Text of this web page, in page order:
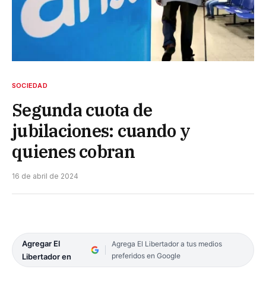
SOCIEDAD
Segunda cuota de
jubilaciones: cuando y
quienes cobran
16 de abril de 2024
Agregar El
Libertador en
Agrega El Libertador a tus medios
preferidos en Google